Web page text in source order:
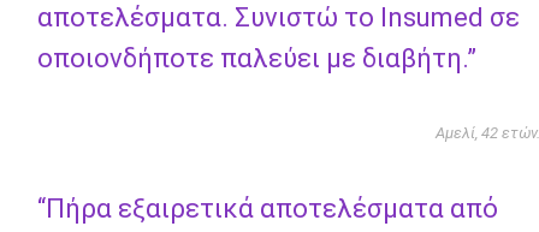
αποτελέσματα. Συνιστώ το Insumed σε
οποιονδήποτε παλεύει με διαβήτη.”
Αμελί, 42 ετών.
“Πήρα εξαιρετικά αποτελέσματα από